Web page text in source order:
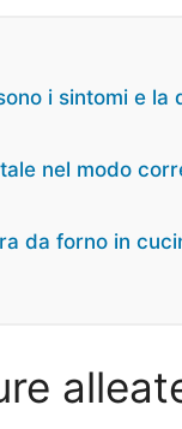
i sintomi e
nel modo
da forno in